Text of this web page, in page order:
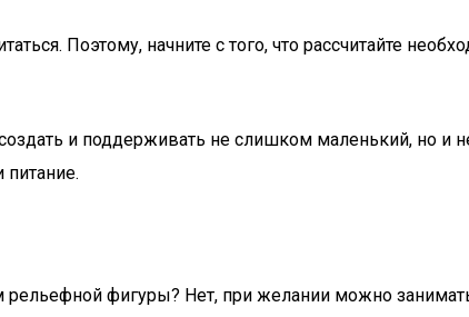
Поэтому, начните с того, что рассчитайте
и поддерживать не слишком маленький, но
рельефной фигуры? Нет, при желании можно